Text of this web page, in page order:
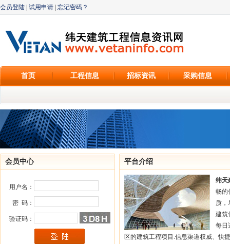
会员登陆 试用申请 忘记密码？
首页 工程信息 招标资讯 采购信息
会员中心
用户名：
密 码：
验证码：
平台介绍
纬天
畅的
质，
建筑
每日
区的建筑工程项目.信息渠道权威、快